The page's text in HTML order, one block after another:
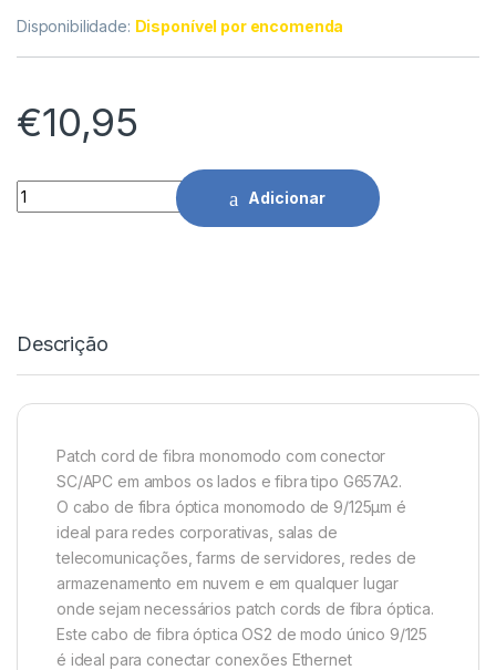
Disponibilidade: Disponível por encomenda
€10,95
Cabo de Fibra Ótica 40Mts G657A2 3.0 Aisens quantidade
Adicionar
Descrição
Patch cord de fibra monomodo com conector
SC/APC em ambos os lados e fibra tipo G657A2.
O cabo de fibra óptica monomodo de 9/125µm é
ideal para redes corporativas, salas de
telecomunicações, farms de servidores, redes de
armazenamento em nuvem e em qualquer lugar
onde sejam necessários patch cords de fibra óptica.
Este cabo de fibra óptica OS2 de modo único 9/125
é ideal para conectar conexões Ethernet